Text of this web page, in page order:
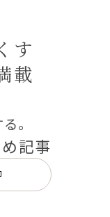
す
載
。
記事